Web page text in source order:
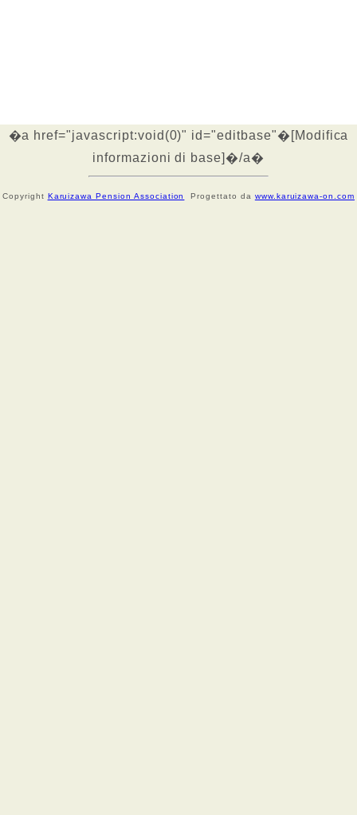
�a href="javascript:void(0)" id="editbase"�[Modifica
informazioni di base]�/a�
Copyright Karuizawa Pension Association Progettato da www.karuizawa-on.com